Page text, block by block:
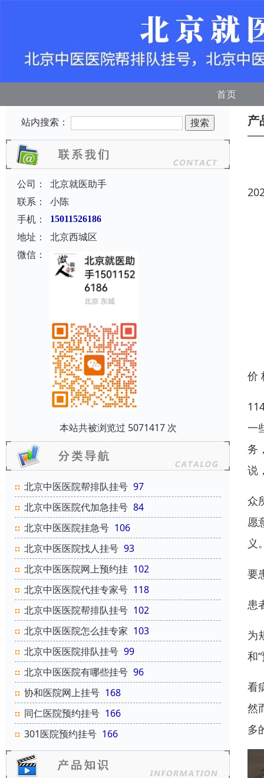
首页
站内搜索：
公司：
北京就医助手
联系：
小陈
手机：
15011526186
地址：
北京西城区
微信：
本站共被浏览过 5071417 次
北京中医医院帮排队挂号 97
北京中医医院代加急挂号 84
北京中医医院挂急号 106
北京中医医院找人挂号 93
北京中医医院网上预约挂 102
北京中医医院代挂专家号 118
北京中医医院帮排队挂号 102
北京中医医院怎么挂专家 103
北京中医医院排队挂号 99
北京中医医院有哪些挂号 96
协和医院网上挂号 168
同仁医院预约挂号 166
301医院预约挂号 166
产
价
一
务
说
众
愿
义
要
患
为
和
看
然
多